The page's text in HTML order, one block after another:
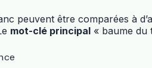
peuvent être comparées à
mot-clé principal « baume du